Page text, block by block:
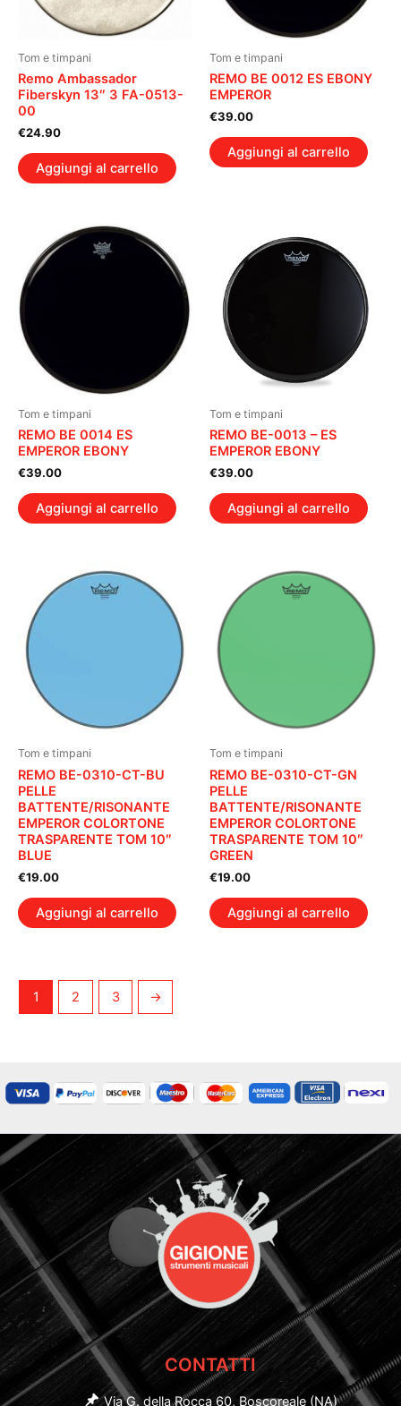
Tom e timpani
Remo Ambassador
Fiberskyn 13″ 3 FA-0513-
00
€24.90
Aggiungi al carrello
Tom e timpani
REMO BE 0012 ES EBONY
EMPEROR
€39.00
Aggiungi al carrello
Tom e timpani
REMO BE 0014 ES
EMPEROR EBONY
€39.00
Aggiungi al carrello
Tom e timpani
REMO BE-0013 – ES
EMPEROR EBONY
€39.00
Aggiungi al carrello
Tom e timpani
REMO BE-0310-CT-BU
PELLE
BATTENTE/RISONANTE
EMPEROR COLORTONE
TRASPARENTE TOM 10″
BLUE
€19.00
Aggiungi al carrello
Tom e timpani
REMO BE-0310-CT-GN
PELLE
BATTENTE/RISONANTE
EMPEROR COLORTONE
TRASPARENTE TOM 10″
GREEN
€19.00
Aggiungi al carrello
1 2 3 →
CONTATTI
Via G. della Rocca 60, Boscoreale (NA)